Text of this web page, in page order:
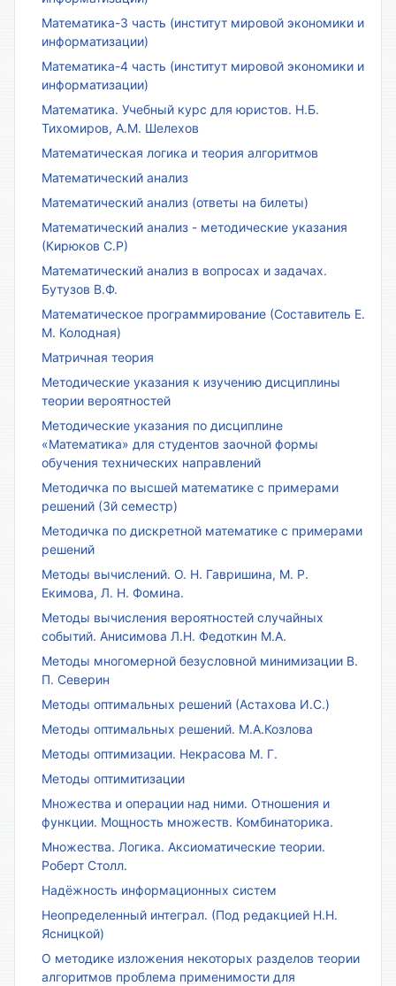
Математика-3 часть (институт мировой экономики и
информатизации)
Математика-4 часть (институт мировой экономики и
информатизации)
Математика. Учебный курс для юристов. Н.Б.
Тихомиров, А.М. Шелехов
Математическая логика и теория алгоритмов
Математический анализ
Математический анализ (ответы на билеты)
Математический анализ - методические указания
(Кирюков С.Р)
Математический анализ в вопросах и задачах.
Бутузов В.Ф.
Математическое программирование (Составитель Е.
М. Колодная)
Матричная теория
Методические указания к изучению дисциплины
теории вероятностей
Методические указания по дисциплине
«Математика» для студентов заочной формы
обучения технических направлений
Методичка по высшей математике с примерами
решений (3й семестр)
Методичка по дискретной математике с примерами
решений
Методы вычислений. О. Н. Гавришина, М. Р.
Екимова, Л. Н. Фомина.
Методы вычисления вероятностей случайных
событий. Анисимова Л.Н. Федоткин М.А.
Методы многомерной безусловной минимизации В.
П. Северин
Методы оптимальных решений (Астахова И.С.)
Методы оптимальных решений. М.А.Козлова
Методы оптимизации. Некрасова М. Г.
Методы оптимитизации
Множества и операции над ними. Отношения и
функции. Мощность множеств. Комбинаторика.
Множества. Логика. Аксиоматические теории.
Роберт Столл.
Надёжность информационных систем
Неопределенный интеграл. (Под редакцией Н.Н.
Ясницкой)
О методике изложения некоторых разделов теории
алгоритмов проблема применимости для